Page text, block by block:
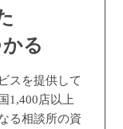
る
スを提供して
1,400店以上
る相談所の資